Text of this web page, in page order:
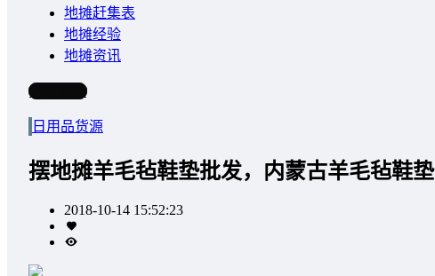
地摊赶集表
地摊经验
地摊资讯
写文章
日用品货源
摆地摊羊毛毡鞋垫批发，内蒙古羊毛毡鞋垫
2018-10-14 15:52:23